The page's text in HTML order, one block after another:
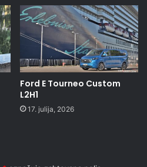
Ford E Tourneo Custom
L2H1
17. julija, 2026